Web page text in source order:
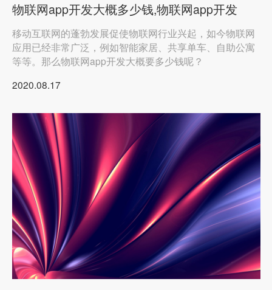
物联网app开发大概多少钱,物联网app开发
移动互联网的蓬勃发展促使物联网行业兴起，如今物联网
应用已经非常广泛，例如智能家居、共享单车、自助公寓
等等。那么物联网app开发大概要多少钱呢？
2020.08.17